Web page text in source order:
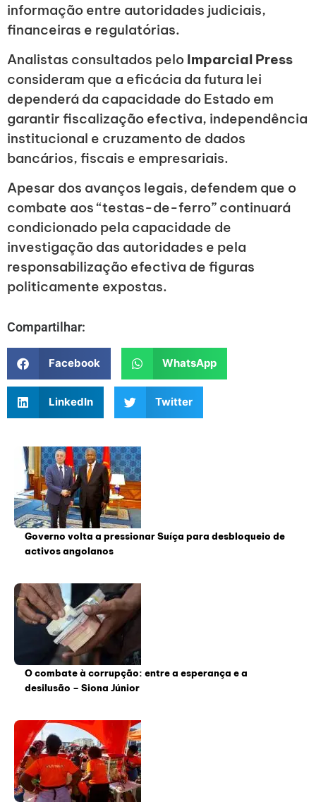
informação entre autoridades judiciais,
financeiras e regulatórias.
Analistas consultados pelo Imparcial Press
consideram que a eficácia da futura lei
dependerá da capacidade do Estado em
garantir fiscalização efectiva, independência
institucional e cruzamento de dados
bancários, fiscais e empresariais.
Apesar dos avanços legais, defendem que o
combate aos “testas-de-ferro” continuará
condicionado pela capacidade de
investigação das autoridades e pela
responsabilização efectiva de figuras
politicamente expostas.
Compartilhar:
Facebook WhatsApp
LinkedIn Twitter
Governo volta a pressionar Suíça para desbloqueio de
activos angolanos
O combate à corrupção: entre a esperança e a
desilusão – Siona Júnior